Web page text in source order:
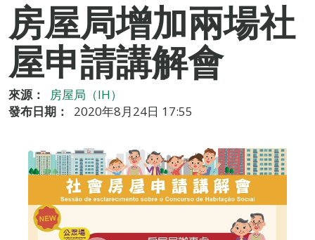
房屋局增加兩場社
屋申請講解會
來源：
房屋局（IH）
發布日期：
2020年8月24日 17:55